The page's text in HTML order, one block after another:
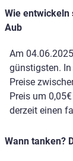
Wie entwickeln
Aub
Am
günstigsten.
Preise
Preis um
derzeit einen
Wann tanken?